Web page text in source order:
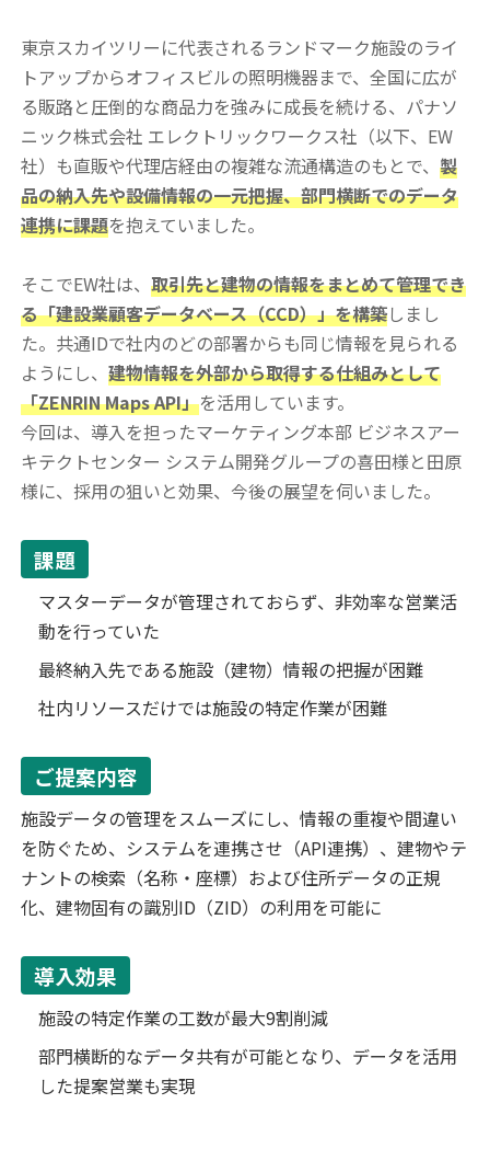
東京スカイツリーに代表されるランドマーク施設のライ
トアップからオフィスビルの照明機器まで、全国に広が
る販路と圧倒的な商品力を強みに成長を続ける、パナソ
ニック株式会社 エレクトリックワークス社（以下、EW
社）も直販や代理店経由の複雑な流通構造のもとで、製
品の納入先や設備情報の一元把握、部門横断でのデータ
連携に課題を抱えていました。
そこでEW社は、取引先と建物の情報をまとめて管理でき
る「建設業顧客データベース（CCD）」を構築しまし
た。共通IDで社内のどの部署からも同じ情報を見られる
ようにし、建物情報を外部から取得する仕組みとして
「ZENRIN Maps API」を活用しています。
今回は、導入を担ったマーケティング本部 ビジネスアー
キテクトセンター システム開発グループの喜田様と田原
様に、採用の狙いと効果、今後の展望を伺いました。
課題
マスターデータが管理されておらず、非効率な営業活
動を行っていた
最終納入先である施設（建物）情報の把握が困難
社内リソースだけでは施設の特定作業が困難
ご提案内容
施設データの管理をスムーズにし、情報の重複や間違い
を防ぐため、システムを連携させ（API連携）、建物やテ
ナントの検索（名称・座標）および住所データの正規
化、建物固有の識別ID（ZID）の利用を可能に
導入効果
施設の特定作業の工数が最大9割削減
部門横断的なデータ共有が可能となり、データを活用
した提案営業も実現